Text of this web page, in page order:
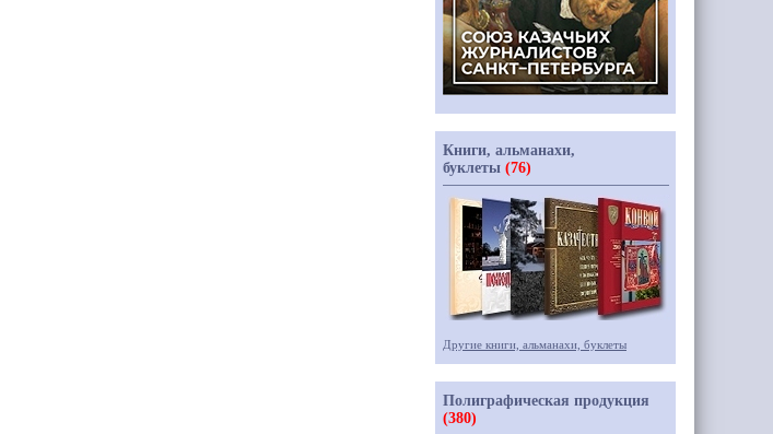
Книги, альманахи,
буклеты (76)
Другие книги, альманахи, буклеты
Полиграфическая продукция
(380)